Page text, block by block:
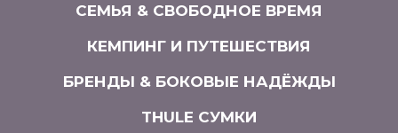
СЕМЬЯ & СВОБОДНОЕ ВРЕМЯ
КЕМПИНГ И ПУТЕШЕСТВИЯ
БРЕНДЫ & БОКОВЫЕ НАДЁЖДЫ
THULE СУМКИ